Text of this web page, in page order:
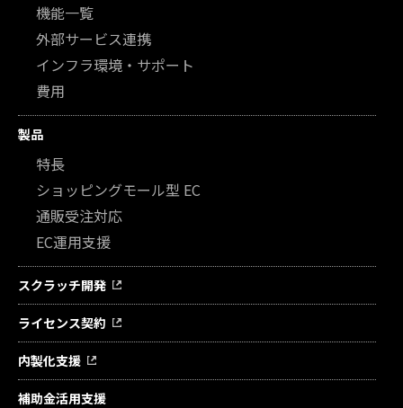
機能一覧
外部サービス連携
インフラ環境・サポート
費用
製品
特長
ショッピングモール型 EC
通販受注対応
EC運用支援
スクラッチ開発
ライセンス契約
内製化支援
補助金活用支援